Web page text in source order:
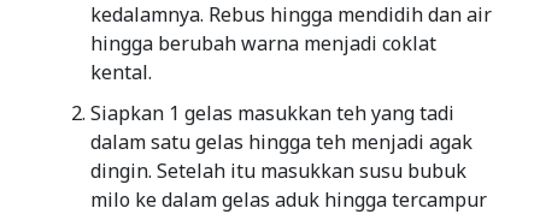
kedalamnya. Rebus hingga mendidih dan air
hingga berubah warna menjadi coklat
kental.
Siapkan 1 gelas masukkan teh yang tadi
dalam satu gelas hingga teh menjadi agak
dingin. Setelah itu masukkan susu bubuk
milo ke dalam gelas aduk hingga tercampur